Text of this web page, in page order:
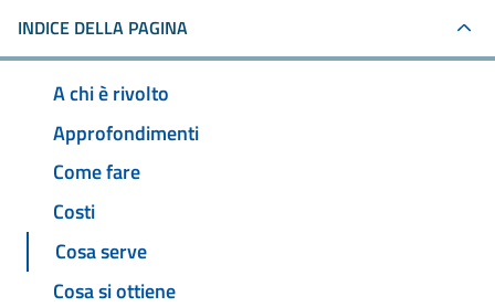
INDICE DELLA PAGINA
A chi è rivolto
Approfondimenti
Come fare
Costi
Cosa serve
Cosa si ottiene